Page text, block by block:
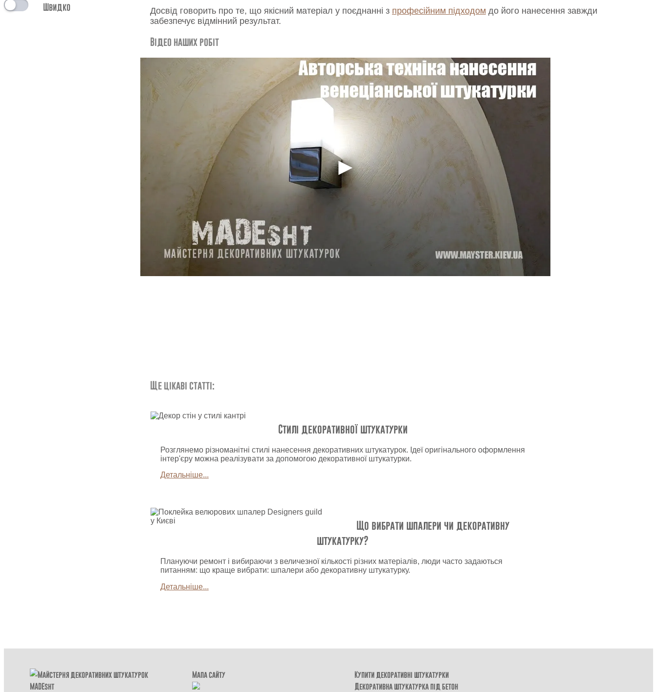
Досвід говорить про те, що якісний матеріал у поєднанні з професійним підходомдо його нанесення завжди
забезпечує відмінний результат.
Відео наших робіт
Ще цікаві статті:
Стилі декоративної штукатурки
Розглянемо різноманітні стилі нанесення декоративних штукатурок. Ідеї оригінального оформлення
інтер'єру можна реалізувати за допомогою декоративної штукатурки.
Детальніше...
Що вибрати шпалери чи декоративну
штукатурку?
Плануючи ремонт і вибираючи з величезної кількості різних матеріалів, люди часто задаються
питанням: що краще вибрати: шпалери або декоративну штукатурку.
Детальніше...
Швидко
Мапа сайту
Купити декоративні штукатурки
Декоративна штукатурка під бетон